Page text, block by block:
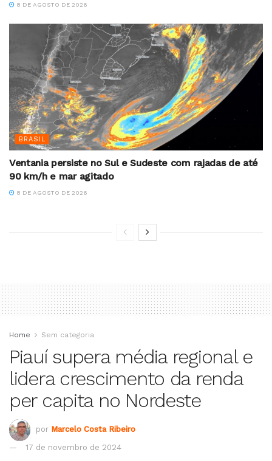
8 DE AGOSTO DE 2026
BRASIL
Ventania persiste no Sul e Sudeste com rajadas de até
90 km/h e mar agitado
8 DE AGOSTO DE 2026
Home Sem categoria
Piauí supera média regional e
lidera crescimento da renda
per capita no Nordeste
por Marcelo Costa Ribeiro
17 de novembro de 2024